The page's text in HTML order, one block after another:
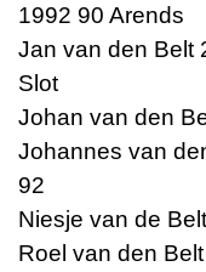
1992 90 Arends
Jan van den Belt
Slot
Johan van den
Johannes van
92
Niesje van de
Roel van den